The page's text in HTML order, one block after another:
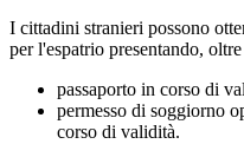
I cittadini stranieri possono
per l'espatrio presentando,
passaporto in corso di
permesso di soggiorno
corso di validità.